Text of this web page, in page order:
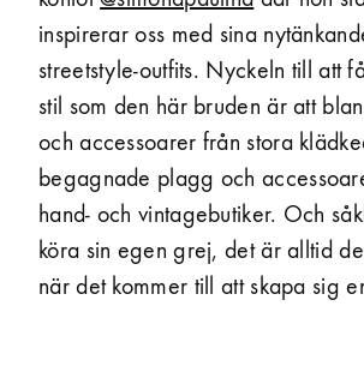
inspirerar oss med sina
streetstyle-outfits. Nyckeln till att
stil som den här bruden är att
och accessoarer från stora
begagnade plagg och
hand- och vintage­butiker. Och
köra sin egen grej, det är alltid
när det kommer till att skapa sig